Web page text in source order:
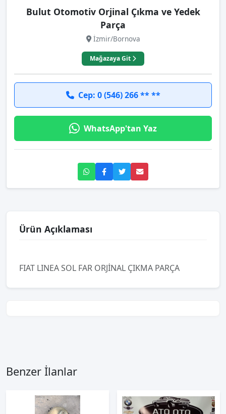
Bulut Otomotiv Orjinal Çıkma ve Yedek
Parça
İzmir/Bornova
Mağazaya Git
Cep: 0 (546) 266 ** **
WhatsApp'tan Yaz
Ürün Açıklaması
FIAT LINEA SOL FAR ORJİNAL ÇIKMA PARÇA
Benzer İlanlar